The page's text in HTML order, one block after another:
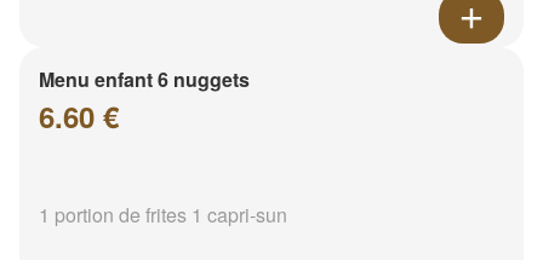
Menu enfant 6 nuggets
6.60 €
1 portion de frites 1 capri-sun